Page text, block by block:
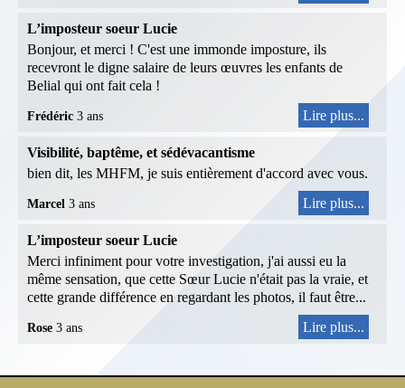
L’imposteur soeur Lucie
Bonjour, et merci ! C'est une immonde imposture, ils
recevront le digne salaire de leurs œuvres les enfants de
Belial qui ont fait cela !
Frédéric 3 ans Lire plus...
Visibilité, baptême, et sédévacantisme
bien dit, les MHFM, je suis entièrement d'accord avec vous.
Marcel 3 ans Lire plus...
L’imposteur soeur Lucie
Merci infiniment pour votre investigation, j'ai aussi eu la
même sensation, que cette Sœur Lucie n'était pas la vraie, et
cette grande différence en regardant les photos, il faut être...
Rose 3 ans Lire plus...